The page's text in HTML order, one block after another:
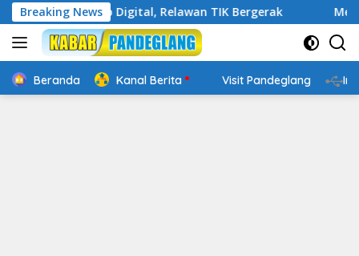
Langsung
ke
konten
Breaking News
Cakap Digital, Relawan TIK Bergerak Mengenal
Beranda Kanal Berita Visit Pandeglang